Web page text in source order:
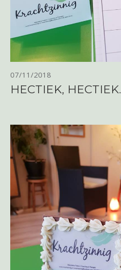
07/11/2018
HECTIEK, HECTIEK.